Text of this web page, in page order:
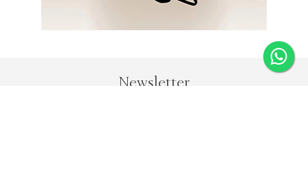
Newsletter